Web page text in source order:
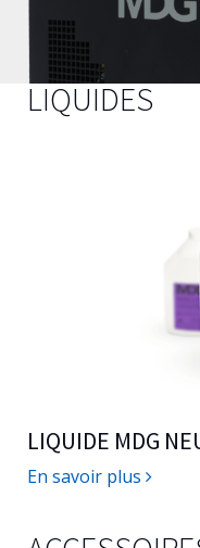
LIQUIDES
LIQUIDE MDG
En savoir plus